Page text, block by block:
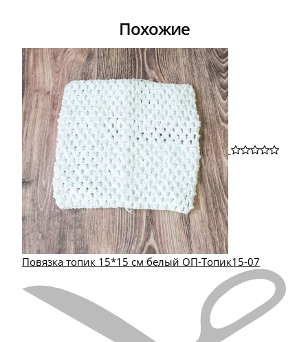
Похожие
Повязка топик 15*15 см белый ОП-Топик15-07